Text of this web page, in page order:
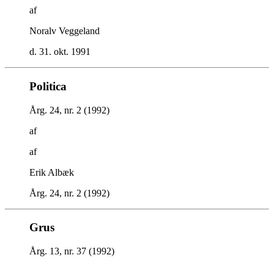
af
Noralv Veggeland
d. 31. okt. 1991
Politica
Årg. 24, nr. 2 (1992)
af
af
Erik Albæk
Årg. 24, nr. 2 (1992)
Grus
Årg. 13, nr. 37 (1992)